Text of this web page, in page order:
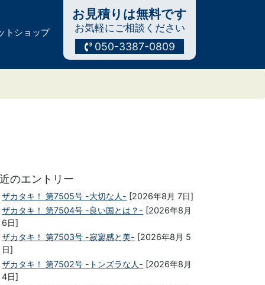
トショップ
お見積りは無料です
お気軽にご相談ください
050-3387-0809
のエントリー
ザカタキ！ 第7505号 -大切な人- [2026年8月 7日]
ザカタキ！ 第7504号 -良い国とは？- [2026年8月
6日]
ザカタキ！ 第7503号 -寂寥感と美- [2026年8月 5
日]
ザカタキ！ 第7502号 -トンズラな人- [2026年8月
4日]